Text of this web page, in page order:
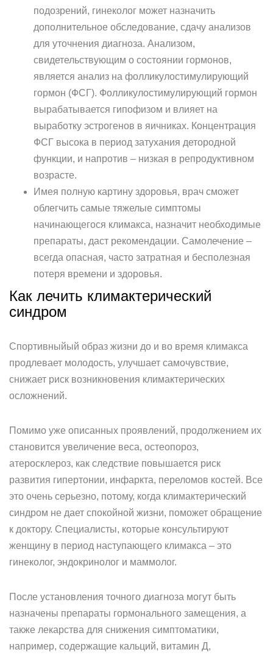
подозрений, гинеколог может назначить
дополнительное обследование, сдачу анализов
для уточнения диагноза. Анализом,
свидетельствующим о состоянии гормонов,
является анализ на фолликулостимулирующий
гормон (ФСГ). Фолликулостимулирующий гормон
вырабатывается гипофизом и влияет на
выработку эстрогенов в яичниках. Концентрация
ФСГ высока в период затухания детородной
функции, и напротив – низкая в репродуктивном
возрасте.
Имея полную картину здоровья, врач сможет
облегчить самые тяжелые симптомы
начинающегося климакса, назначит необходимые
препараты, даст рекомендации. Самолечение –
всегда опасная, часто затратная и бесполезная
потеря времени и здоровья.
Как лечить климактерический
синдром
Спортивныйый образ жизни до и во время климакса
продлевает молодость, улучшает самочувствие,
снижает риск возникновения климактерических
осложнений.
Помимо уже описанных проявлений, продолжением их
становится увеличение веса, остеопороз,
атеросклероз, как следствие повышается риск
развития гипертонии, инфаркта, переломов костей. Все
это очень серьезно, потому, когда климактерический
синдром не дает спокойной жизни, поможет обращение
к доктору. Специалисты, которые консультируют
женщину в период наступающего климакса – это
гинеколог, эндокринолог и маммолог.
После установления точного диагноза могут быть
назначены препараты гормонального замещения, а
также лекарства для снижения симптоматики,
например, содержащие кальций, витамин Д,